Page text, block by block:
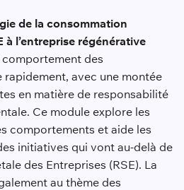
de la consommation
à l’entreprise régénérative
des
avec une montée
en matière de responsabilité
Ce module explore les
comportements et aide les
initiatives qui vont au-delà de
des Entreprises (RSE). La
au thème des